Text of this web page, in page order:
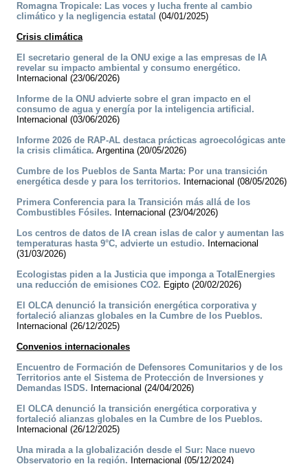
Romagna Tropicale: Las voces y lucha frente al cambio
climático y la negligencia estatal (04/01/2025)
Crisis climática
El secretario general de la ONU exige a las empresas de IA
revelar su impacto ambiental y consumo energético.
Internacional (23/06/2026)
Informe de la ONU advierte sobre el gran impacto en el
consumo de agua y energía por la inteligencia artificial.
Internacional (03/06/2026)
Informe 2026 de RAP-AL destaca prácticas agroecológicas ante
la crisis climática. Argentina (20/05/2026)
Cumbre de los Pueblos de Santa Marta: Por una transición
energética desde y para los territorios. Internacional (08/05/2026)
Primera Conferencia para la Transición más allá de los
Combustibles Fósiles. Internacional (23/04/2026)
Los centros de datos de IA crean islas de calor y aumentan las
temperaturas hasta 9°C, advierte un estudio. Internacional
(31/03/2026)
Ecologistas piden a la Justicia que imponga a TotalEnergies
una reducción de emisiones CO2. Egipto (20/02/2026)
El OLCA denunció la transición energética corporativa y
fortaleció alianzas globales en la Cumbre de los Pueblos.
Internacional (26/12/2025)
Convenios internacionales
Encuentro de Formación de Defensores Comunitarios y de los
Territorios ante el Sistema de Protección de Inversiones y
Demandas ISDS. Internacional (24/04/2026)
El OLCA denunció la transición energética corporativa y
fortaleció alianzas globales en la Cumbre de los Pueblos.
Internacional (26/12/2025)
Una mirada a la globalización desde el Sur: Nace nuevo
Observatorio en la región. Internacional (05/12/2024)